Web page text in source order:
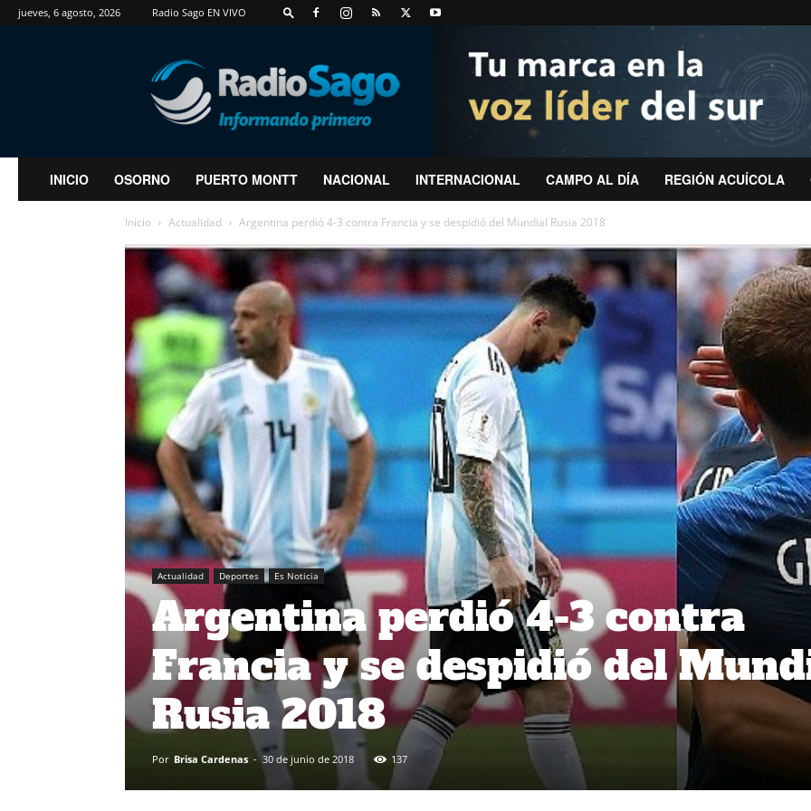
jueves, 6 agosto, 2026 Radio Sago EN VIVO
RadioSago
INICIO OSORNO PUERTO MONTT NACIONAL INTERNACIONAL CAMPO AL DÍA REGIÓN ACUÍCOLA
Inicio Actualidad Argentina perdió 4-3 contra Francia y se despidió del Mundial Rusia 2018
Actualidad Deportes Es Noticia
Argentina perdió 4-3 contra
Francia y se despidió del
Rusia 2018
Por Brisa Cardenas - 30 de junio de 2018 137